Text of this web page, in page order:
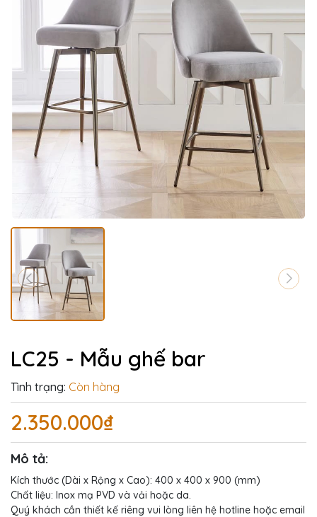
LC25 - Mẫu ghế bar
Tình trạng: Còn hàng
2.350.000₫
Mô tả:
Kích thước (Dài x Rộng x Cao): 400 x 400 x 900 (mm)
Chất liệu: Inox mạ PVD và vải hoặc da.
Quý khách cần thiết kế riêng vui lòng liên hệ hotline hoặc email